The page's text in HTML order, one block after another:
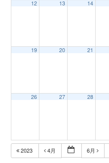
12 13 14
19 20 21
26 27 28
2023 4月 6月